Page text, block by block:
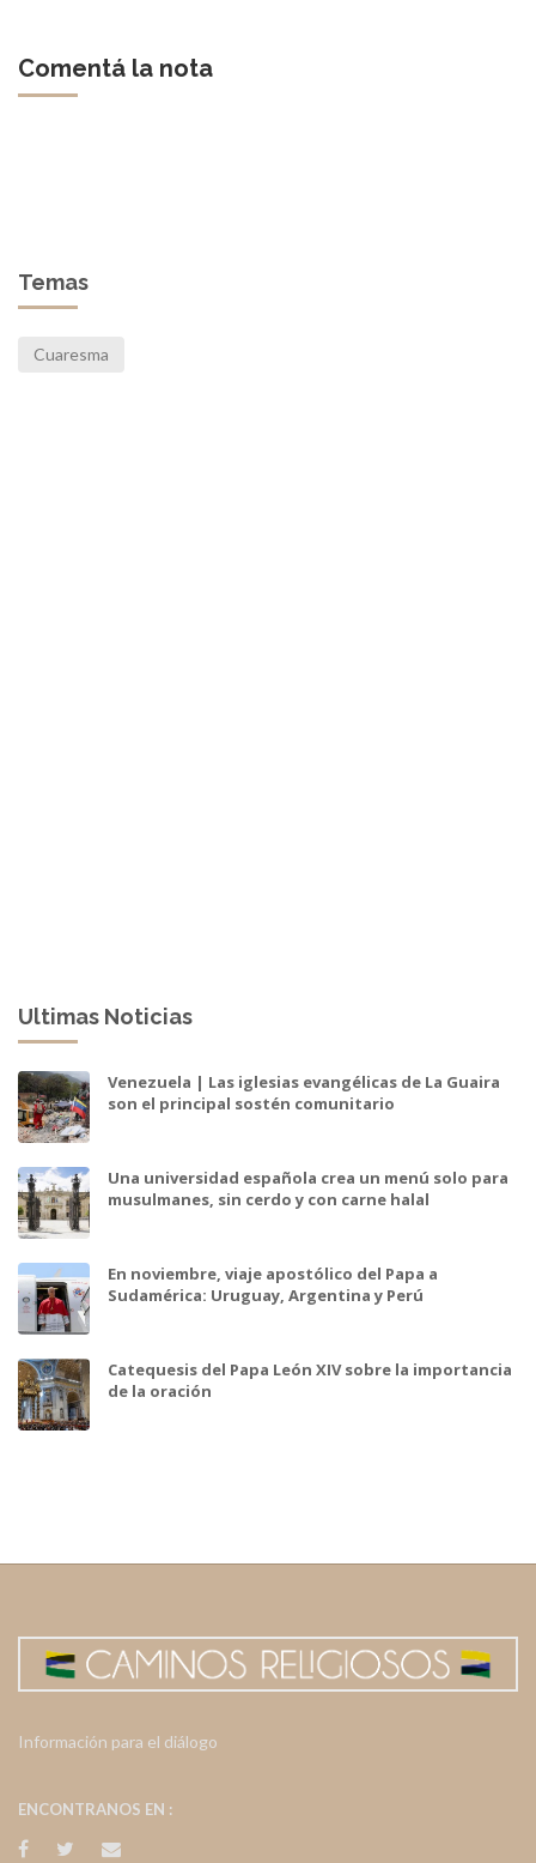
Comentá la nota
Temas
Cuaresma
Ultimas Noticias
Venezuela | Las iglesias evangélicas de La Guaira
son el principal sostén comunitario
Una universidad española crea un menú solo para
musulmanes, sin cerdo y con carne halal
En noviembre, viaje apostólico del Papa a
Sudamérica: Uruguay, Argentina y Perú
Catequesis del Papa León XIV sobre la importancia
de la oración
Información para el diálogo
ENCONTRANOS EN :